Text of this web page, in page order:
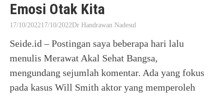
Emosi Otak Kita
17/10/202217/10/2022Dr Handrawan Nadesul
Seide.id – Postingan saya beberapa hari lalu
menulis Merawat Akal Sehat Bangsa,
mengundang sejumlah komentar. Ada yang fokus
pada kasus Will Smith aktor yang memperoleh